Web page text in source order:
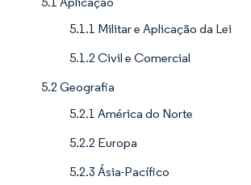
5.1.1 Militar e Aplicação da Lei
5.1.2 Civil e Comercial
5.2 Geografia
5.2.1 América do Norte
5.2.2 Europa
5.2.3 Ásia-Pacífico